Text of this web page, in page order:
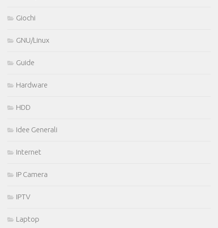
Giochi
GNU/Linux
Guide
Hardware
HDD
Idee Generali
Internet
IP Camera
IPTV
Laptop